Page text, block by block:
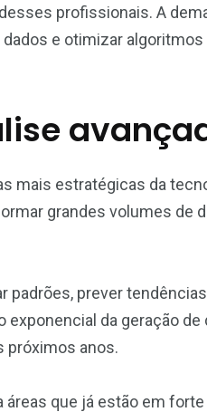
profissionais. A
e otimizar
mais estratégicas da
grandes volumes de
prever
da geração de
próximos anos.
que já estão em